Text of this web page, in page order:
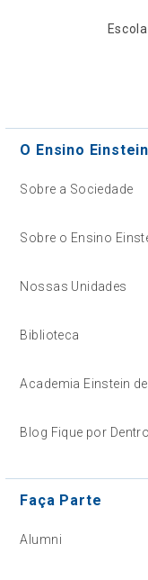
O Ensino Einstein
Sobre a Sociedade
Sobre o Ensino
Nossas Unidades
Biblioteca
Academia Einstein
Blog Fique por Dentro
Faça Parte
Alumni